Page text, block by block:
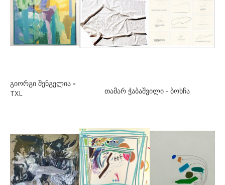
მელიავა გი
მესხიშვილი ბელკა
მინდაძე იკო
ნ-რ
ნავერიანი ელენე
ნავერიანი მაია
გიორგი შენგელია -
TXL
თამარ ჭაბაშვილი - ბოხჩა